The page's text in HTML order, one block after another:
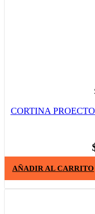
CORTINA
AÑADIR AL CARRITO